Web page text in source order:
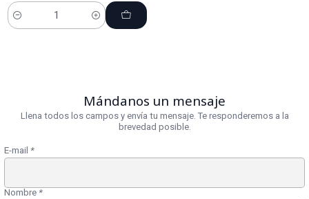
Cantidad
Mándanos un mensaje
Llena todos los campos y envía tu mensaje. Te responderemos a la
brevedad posible.
E-mail *
Nombre *